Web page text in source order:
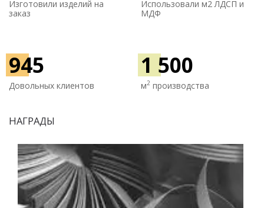
Изготовили изделий на
заказ
Использовали м2 ЛДСП и
МДФ
945
Довольных клиентов
1 500
м2 производства
НАГРАДЫ